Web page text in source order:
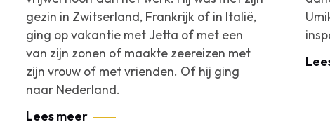
gezin in Zwitserland, Frankrijk of in Italië,
ging op vakantie met Jetta of met een
van zijn zonen of maakte zeereizen met
zijn vrouw of met vrienden. Of hij ging
naar Nederland.
Lees meer